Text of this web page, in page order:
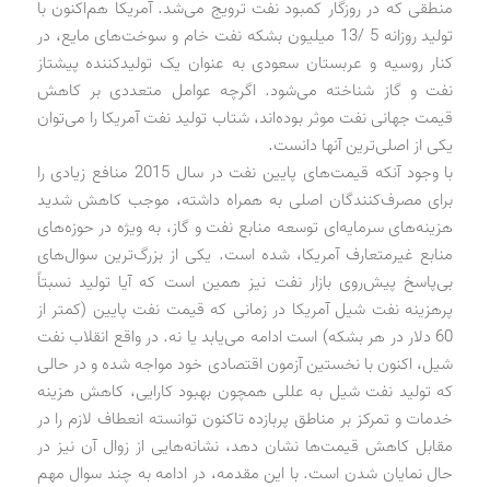
منطقی که در روزگار کمبود نفت ترویج می‌شد. آمریکا هم‌اکنون با
تولید روزانه 5 /13 میلیون بشکه نفت خام و سوخت‌های مایع، در
کنار روسیه و عربستان سعودی به عنوان یک تولیدکننده پیشتاز
نفت و گاز شناخته می‌شود. اگرچه عوامل متعددی بر کاهش
قیمت جهانی نفت موثر بوده‌اند، شتاب تولید نفت آمریکا را می‌توان
یکی از اصلی‌ترین آنها دانست.
با وجود آنکه قیمت‌های پایین نفت در سال 2015 منافع زیادی را
برای مصرف‌کنندگان اصلی به همراه داشته، موجب کاهش شدید
هزینه‌های سرمایه‌ای توسعه منابع نفت و گاز، به ویژه در حوزه‌های
منابع غیرمتعارف آمریکا، شده است. یکی از بزرگ‌ترین سوال‌های
بی‌پاسخ پیش‌روی بازار نفت نیز همین است که آیا تولید نسبتاً
پرهزینه نفت شیل آمریکا در زمانی که قیمت نفت پایین (کمتر از
60 دلار در هر بشکه) است ادامه می‌یابد یا نه. در واقع انقلاب نفت
شیل، اکنون با نخستین آزمون اقتصادی خود مواجه شده و در حالی
که تولید نفت شیل به عللی همچون بهبود کارایی، کاهش هزینه
خدمات و تمرکز بر مناطق پربازده تاکنون توانسته انعطاف لازم را در
مقابل کاهش قیمت‌ها نشان دهد، نشانه‌هایی از زوال آن نیز در
حال نمایان شدن است. با این مقدمه، در ادامه به چند سوال مهم